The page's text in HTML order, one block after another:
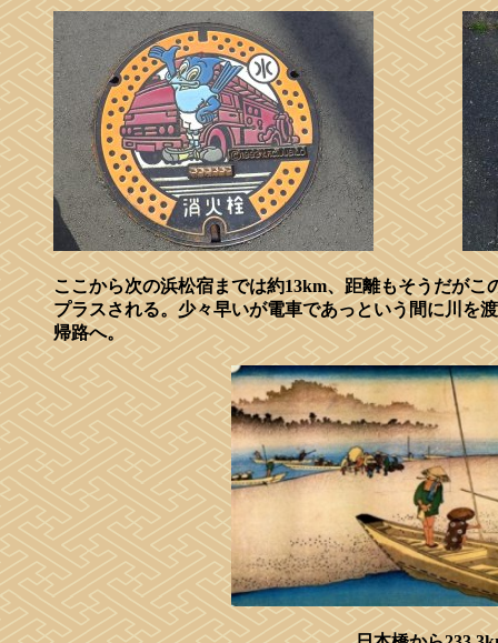
ここから次の浜松宿までは約13km、距離もそうだが
プラスされる。少々早いが電車であっという間に川を
帰路へ。